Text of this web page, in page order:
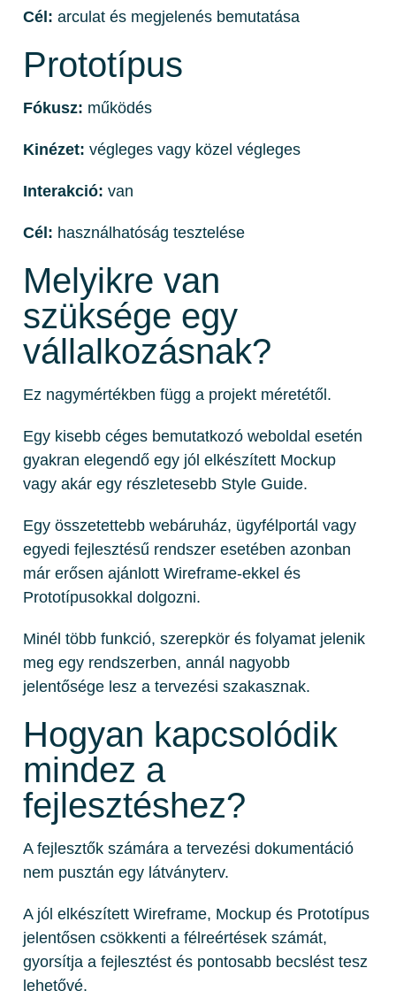
Cél: arculat és megjelenés bemutatása
Prototípus
Fókusz: működés
Kinézet: végleges vagy közel végleges
Interakció: van
Cél: használhatóság tesztelése
Melyikre van
szüksége egy
vállalkozásnak?
Ez nagymértékben függ a projekt méretétől.
Egy kisebb céges bemutatkozó weboldal esetén
gyakran elegendő egy jól elkészített Mockup
vagy akár egy részletesebb Style Guide.
Egy összetettebb webáruház, ügyfélportál vagy
egyedi fejlesztésű rendszer esetében azonban
már erősen ajánlott Wireframe-ekkel és
Prototípusokkal dolgozni.
Minél több funkció, szerepkör és folyamat jelenik
meg egy rendszerben, annál nagyobb
jelentősége lesz a tervezési szakasznak.
Hogyan kapcsolódik
mindez a
fejlesztéshez?
A fejlesztők számára a tervezési dokumentáció
nem pusztán egy látványterv.
A jól elkészített Wireframe, Mockup és Prototípus
jelentősen csökkenti a félreértések számát,
gyorsítja a fejlesztést és pontosabb becslést tesz
lehetővé.